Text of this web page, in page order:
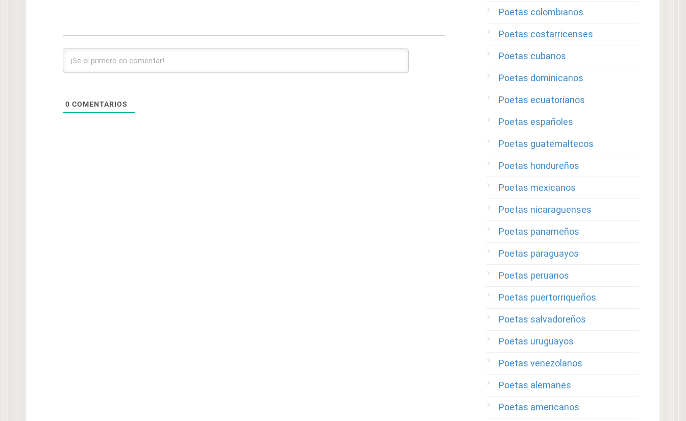
0 COMENTARIOS
Poetas colombianos
Poetas costarricenses
Poetas cubanos
Poetas dominicanos
Poetas ecuatorianos
Poetas españoles
Poetas guatemaltecos
Poetas hondureños
Poetas mexicanos
Poetas nicaraguenses
Poetas panameños
Poetas paraguayos
Poetas peruanos
Poetas puertorriqueños
Poetas salvadoreños
Poetas uruguayos
Poetas venezolanos
Poetas alemanes
Poetas americanos